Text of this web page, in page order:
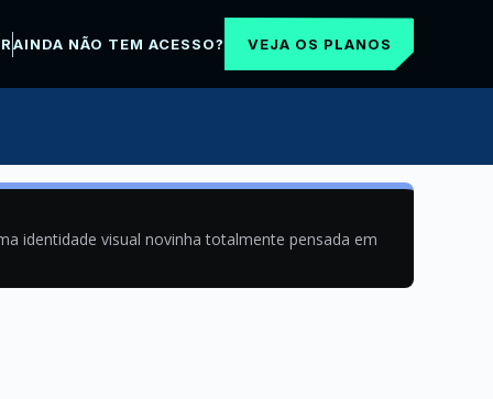
AINDA NÃO TEM ACESSO? VEJA OS PLANOS
identidade visual novinha totalmente pensada em